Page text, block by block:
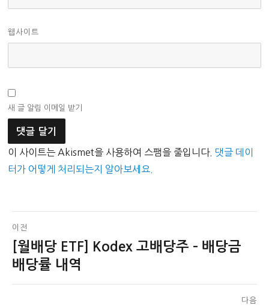
웹사이트
새 글 알림 이메일 받기
이 사이트는 Akismet을 사용하여 스팸을 줄입니다. 댓글 데이
터가 어떻게 처리되는지 알아보세요.
글
탐
색
이전
이
전
[월배당 ETF] Kodex 고배당주 – 배당금
배당률 내역
다음